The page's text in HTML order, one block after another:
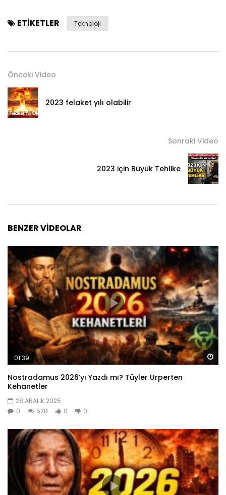
ETIKETLER Teknoloji
Önceki Video
2023 felaket yılı olabilir
Sonraki Video
2023 için Büyük Tehlike
BENZER VIDEOLAR
01:39
Nostradamus 2026’yı Yazdı mı? Tüyler Ürperten
Kehanetler
28 ARALIK 2025
0
528 0 0